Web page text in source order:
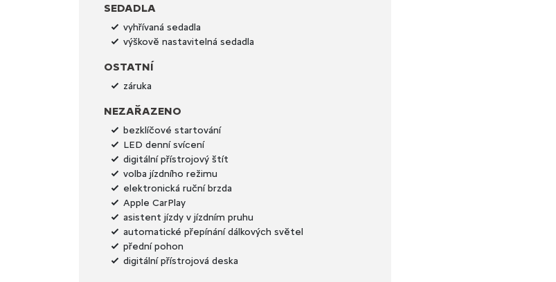
SEDADLA
vyhřívaná sedadla
výškově nastavitelná sedadla
OSTATNÍ
záruka
NEZAŘAZENO
bezklíčové startování
LED denní svícení
digitální přístrojový štít
volba jízdního režimu
elektronická ruční brzda
Apple CarPlay
asistent jízdy v jízdním pruhu
automatické přepínání dálkových světel
přední pohon
digitální přístrojová deska